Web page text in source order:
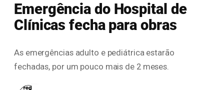
Emergência do Hospital de
Clínicas fecha para obras
As emergências adulto e pediátrica estarão
fechadas, por um pouco mais de 2 meses.